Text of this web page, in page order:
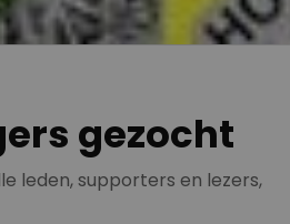
gezocht
leden, supporters en lezers,